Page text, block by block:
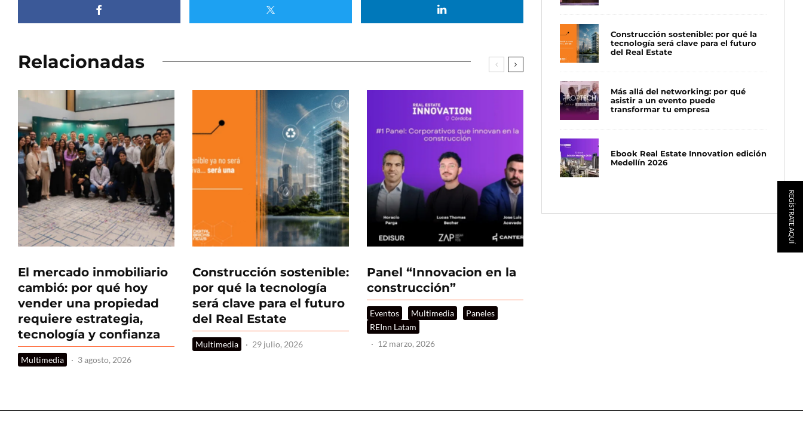
Relacionadas
El mercado inmobiliario
cambió: por qué hoy
vender una propiedad
requiere estrategia,
tecnología y confianza
Multimedia · 3 agosto, 2026
Construcción sostenible:
por qué la tecnología
será clave para el futuro
del Real Estate
Multimedia · 29 julio, 2026
Panel “Innovacion en la
construcción”
Eventos Multimedia
Paneles
REInn Latam
· 12 marzo, 2026
Construcción sostenible: por qué la
tecnología será clave para el futuro
del Real Estate
Más allá del networking: por qué
asistir a un evento puede
transformar tu empresa
Ebook Real Estate Innovation edición
Medellín 2026
REGÍSTRATE AQUÍ